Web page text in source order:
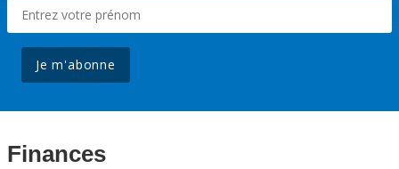
Je m'abonne
Finances